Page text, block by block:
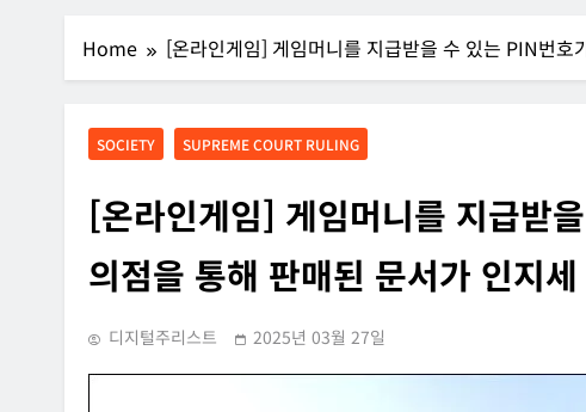
Home [온라인게임] 게임머니를 지급받을 수 있는 PIN번
SOCIETY SUPREME COURT RULING
[온라인게임] 게임머니를 지급받
의점을 통해 판매된 문서가 인지
디지털주리스트 2025년 03월 27일
INFORMATION RIGHTS